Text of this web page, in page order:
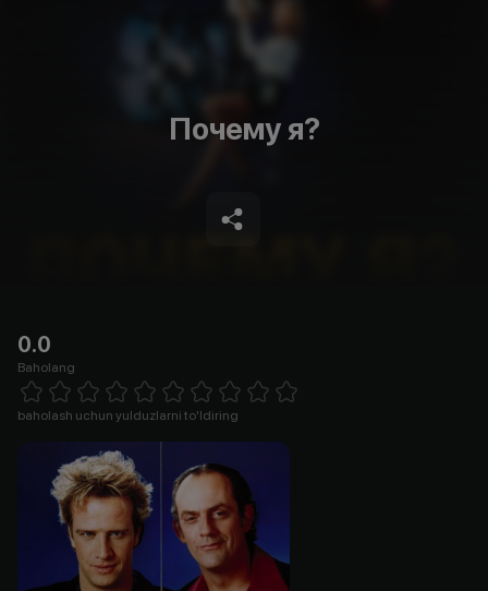
Почему я?
0.0
Baholang
1 Star 2 Stars 3 Stars 4 Stars5 Stars 6 Stars7 Stars8 Stars
baholash uchun yulduzlarni to'ldiring